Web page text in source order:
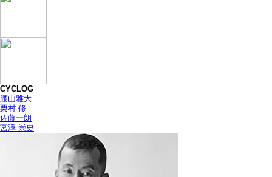
CYCLOG
腰山雅大
栗村 修
佐藤一朗
宮澤 崇史